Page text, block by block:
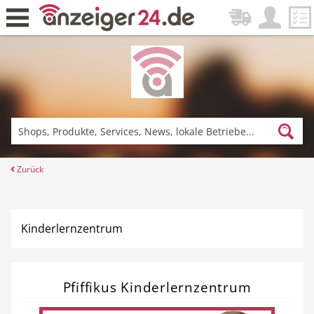
Zurück
Fitness & Sport Einkaufen
Hotel
Zurück
Kinderlernzentrum
Pfiffikus Kinderlernzentrum